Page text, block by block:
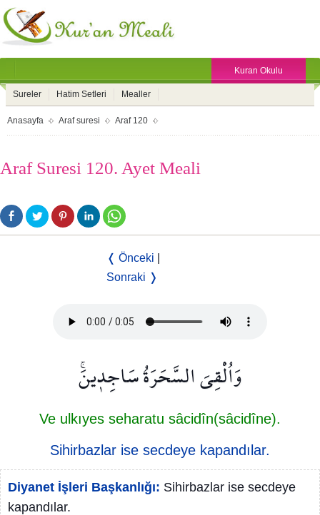
Kuran Okulu
Sureler Hatim Setleri Mealler
Anasayfa Araf suresi Araf 120
Araf Suresi 120. Ayet Meali
❬ Önceki
Sonraki ❭
وَاُلْقِيَ السَّحَرَةُ سَاجِد۪ينَۚ
Ve ulkıyes seharatu sâcidîn(sâcidîne).
Sihirbazlar ise secdeye kapandılar.
Diyanet İşleri Başkanlığı: Sihirbazlar ise secdeye
kapandılar.